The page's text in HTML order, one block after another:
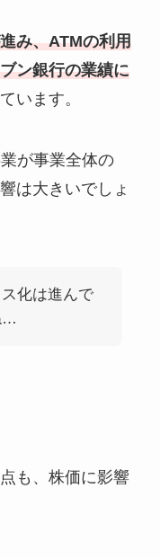
み、ATMの利用
ン銀行の業績に
います。
が事業全体の
は大きいでしょ
化は進んで
…
も、株価に影響